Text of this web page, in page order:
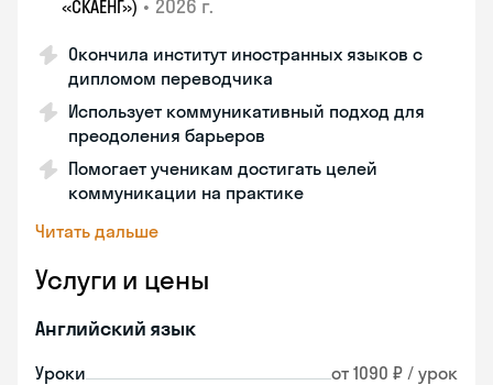
«СКАЕНГ») • 2026 г.
Окончила институт иностранных языков с
дипломом переводчика
Использует коммуникативный подход для
преодоления барьеров
Помогает ученикам достигать целей
коммуникации на практике
Читать дальше
Услуги и цены
Английский язык
Уроки от 1090 ₽ / урок